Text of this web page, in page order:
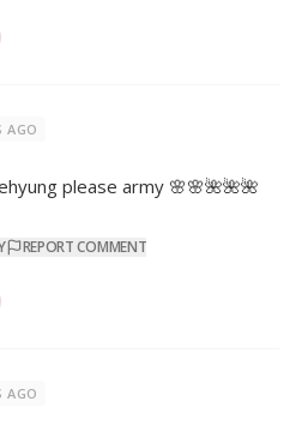
AGO
please army 🌸🌸🌺🌺🌺
REPORT COMMENT
AGO